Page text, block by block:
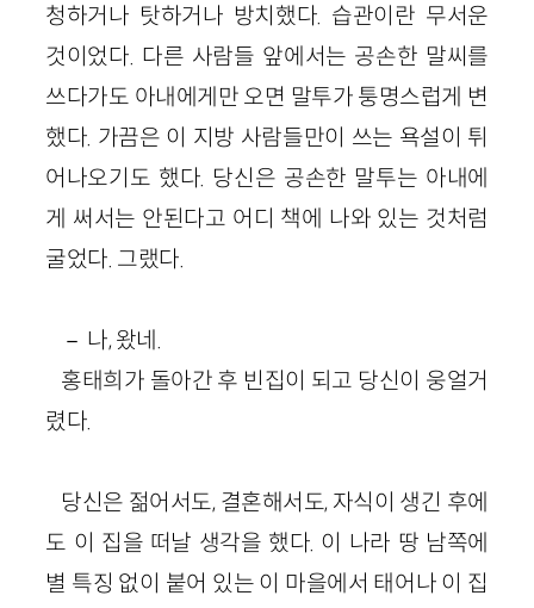
청하거나 탓하거나 방치했다. 습관이란 무서운
것이었다. 다른 사람들 앞에서는 공손한 말씨를
쓰다가도 아내에게만 오면 말투가 퉁명스럽게 변
했다. 가끔은 이 지방 사람들만이 쓰는 욕설이 튀
어나오기도 했다. 당신은 공손한 말투는 아내에
게 써서는 안된다고 어디 책에 나와 있는 것처럼
굴었다. 그랬다.
－ 나, 왔네.
홍태희가 돌아간 후 빈집이 되고 당신이 웅얼거
렸다.
당신은 젊어서도, 결혼해서도, 자식이 생긴 후에
도 이 집을 떠날 생각을 했다. 이 나라 땅 남쪽에
별 특징 없이 붙어 있는 이 마을에서 태어나 이 집